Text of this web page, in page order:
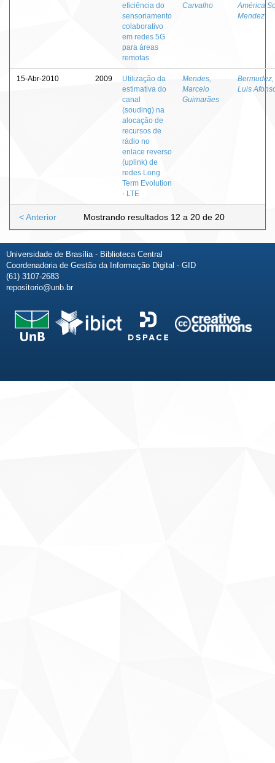
eficiência do
sensoriamento
colaborativo
em redes 5G
para áreas
remotas
Carvalho
América
Mendez
15-Abr-2010 2009
Utilização da
estimativa do
canal
(souding) na
alocação de
recursos de
rádio no
enlace reverso
(uplink) de
redes Long
Term Evolution
- LTE
Mendes,
Marcelo
Guimarães
Bermudez,
Luis
Mostrando resultados 12 a 20 de 20
< Anterior
Universidade de Brasília - Biblioteca Central
Coordenadoria de Gestão da Informação Digital - GID
(61) 3107-2683
repositorio@unb.br